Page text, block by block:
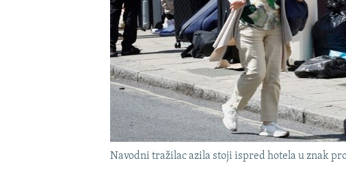
NASTANAK I RASPAD JUGOSLAVIJE
Navodni tražilac azila stoji ispred hotela u znak